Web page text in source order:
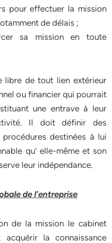
pour effectuer la mission
de délais ;
sa mission en toute
de tout lien extérieur
ou financier qui pourrait
une entrave à leur
Il doit définir des
destinées à lui
qu’ elle-même et son
leur indépendance.
de l’entreprise
de la mission le cabinet
acquérir la connaissance